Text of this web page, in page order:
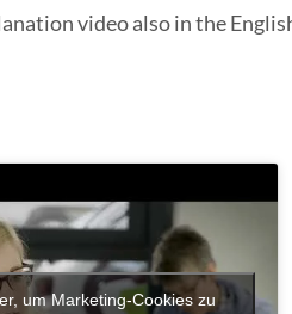
video also in the
um Marketing-Cookies zu